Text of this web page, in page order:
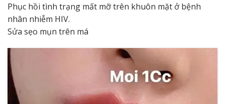
Phục hồi tình trạng mất mỡ trên khuôn mặt ở bệnh
nhân nhiễm HIV.
Sửa sẹo mụn trên má